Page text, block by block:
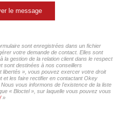
le message
sont enregistrées dans un fichier
votre demande de contact. Elles sont
la gestion de la relation client dans le respect
sont destinées à nos conseillers
libertés », vous pouvez exercer votre droit
les faire rectifier en contactant Okey
vous informons de l'existence de la liste
« Bloctel », sur laquelle vous pouvez vous
»